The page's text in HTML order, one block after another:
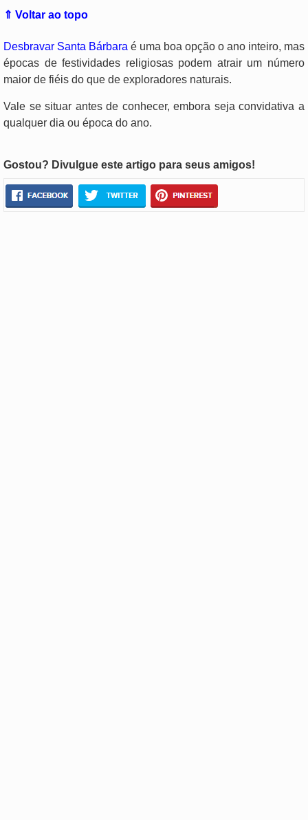
⇑ Voltar ao topo
Desbravar Santa Bárbara é uma boa opção o ano inteiro, mas
épocas de festividades religiosas podem atrair um número
maior de fiéis do que de exploradores naturais.
Vale se situar antes de conhecer, embora seja convidativa a
qualquer dia ou época do ano.
Gostou? Divulgue este artigo para seus amigos!